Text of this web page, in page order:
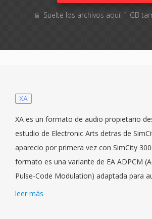
Suelte los archivos aquí. 1 GB
XA
XA es un formato de audio propietario
estudio de Electronic Arts detras de
aparecio por primera vez con SimCity
formato es una variante de EA ADPCM
Pulse-Code Modulation) adaptada para
ofreciendo una calidad de sonido
leer más